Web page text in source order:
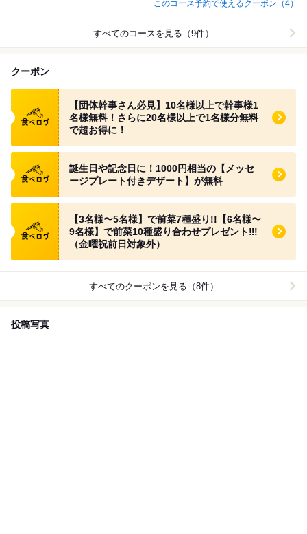
このコース予約で使えるクーポン（4）
すべてのコースを見る（9件）
クーポン
食べログ クーポン
【団体幹事さん必見】10名様以上で幹事様1
名様無料！さらに20名様以上で1名様分無料
で超お得に！
食べログ クーポン
誕生日や記念日に！1000円相当の【メッセ
ージプレート付きデザート】が無料
食べログ クーポン
【3名様〜5名様】で前菜7種盛り!!【6名様〜
9名様】で前菜10種盛り合わせプレゼント‼︎!
（金曜祝前日対象外）
すべてのクーポンを見る（8件）
投稿写真